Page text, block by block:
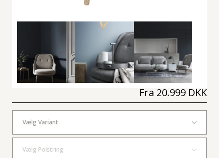
Fra 20.999 DKK
Vælg Variant
Vælg Polstring